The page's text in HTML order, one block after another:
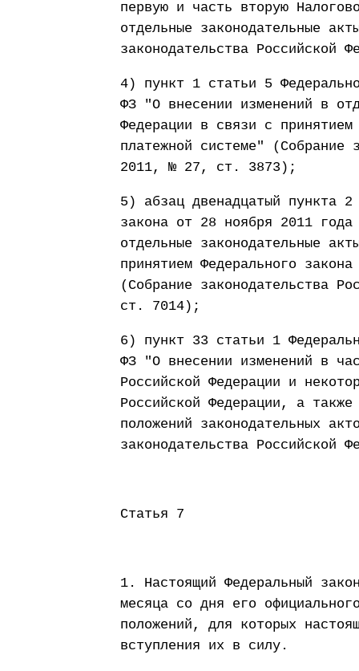
первую и часть вторую
отдельные законодательные
законодательства
4) пункт 1 статьи 5
ФЗ "О внесении изменений в
Федерации в связи с
платежной системе" (Собрание
2011, № 27, ст. 3873);
5) абзац двенадцатый пункта
закона от 28 ноября 2011
отдельные законодательные
принятием Федерального
(Собрание законодательства
ст. 7014);
6) пункт 33 статьи 1
ФЗ "О внесении изменений в
Российской Федерации и
Российской Федерации, а
положений законодательных
законодательства
Статья 7
1. Настоящий Федеральный
месяца со дня его
положений, для которых
вступления их в силу.